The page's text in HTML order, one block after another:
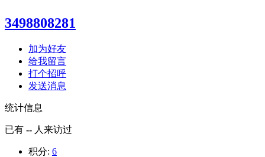
3498808281
加为好友
给我留言
打个招呼
发送消息
统计信息
已有 -- 人来访过
积分: 6